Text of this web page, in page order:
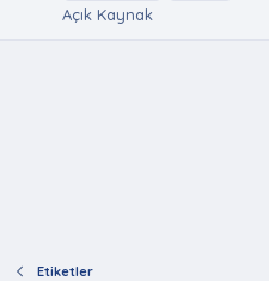
Açık Kaynak
Etiketler